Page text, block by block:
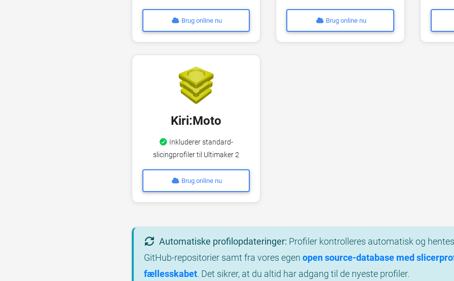
Brug online nu Brug online nu
Kiri:Moto
Inkluderer standard-
slicingprofiler til Ultimaker 2
Brug online nu
Automatiske profilopdateringer: Profiler kontrolleres automatisk og
GitHub-repositorier samt fra vores egen open source-database med
fællesskabet. Det sikrer, at du altid har adgang til de nyeste profiler.